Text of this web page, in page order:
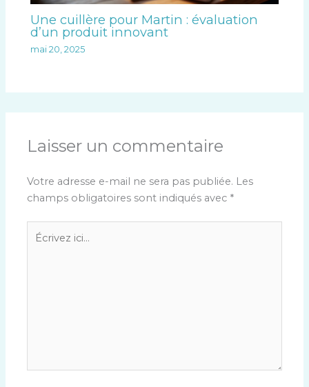
Une cuillère pour Martin : évaluation
d’un produit innovant
mai 20, 2025
Laisser un commentaire
Votre adresse e-mail ne sera pas publiée. Les
champs obligatoires sont indiqués avec *
Écrivez
ici…